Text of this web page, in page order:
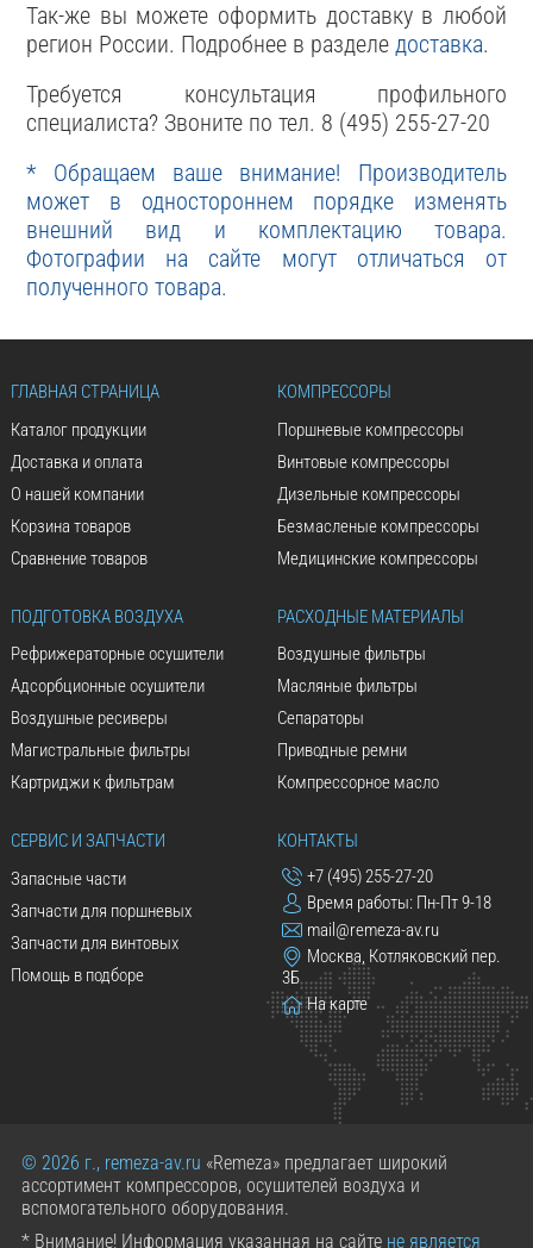
Так-же вы можете оформить доставку в любой
регион России. Подробнее в разделедоставка.
Требуется консультация профильного
специалиста? Звоните по тел. 8 (495) 255-27-20
* Обращаем ваше внимание! Производитель
может в одностороннем порядке изменять
внешний вид и комплектацию товара.
Фотографии на сайте могут отличаться от
полученного товара.
ГЛАВНАЯ СТРАНИЦА
Каталог продукции
Доставка и оплата
О нашей компании
Корзина товаров
Сравнение товаров
КОМПРЕССОРЫ
Поршневые компрессоры
Винтовые компрессоры
Дизельные компрессоры
Безмасленые компрессоры
Медицинские компрессоры
ПОДГОТОВКА ВОЗДУХА
Рефрижераторные осушители
Адсорбционные осушители
Воздушные ресиверы
Магистральные фильтры
Картриджи к фильтрам
РАСХОДНЫЕ МАТЕРИАЛЫ
Воздушные фильтры
Масляные фильтры
Сепараторы
Приводные ремни
Компрессорное масло
СЕРВИС И ЗАПЧАСТИ
Запасные части
Запчасти для поршневых
Запчасти для винтовых
Помощь в подборе
КОНТАКТЫ
+7 (495) 255-27-20
Время работы: Пн-Пт 9-18
mail@remeza-av.ru
Москва, Котляковский пер.
3Б
На карте
© 2026 г., remeza-av.ru «Remeza» предлагает широкий
ассортимент компрессоров, осушителей воздуха и
вспомогательного оборудования.
* Внимание! Информация указанная на сайте не является